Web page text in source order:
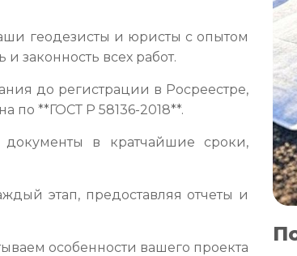
геодезисты и юристы с опытом
и законность всех работ.
до регистрации в Росреестре,
по **ГОСТ Р 58136-2018**.
документы в кратчайшие сроки,
этап, предоставляя отчеты и
особенности вашего проекта